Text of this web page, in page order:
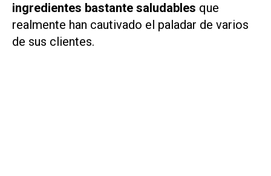
ingredientes bastante saludables que
realmente han cautivado el paladar de varios
de sus clientes.